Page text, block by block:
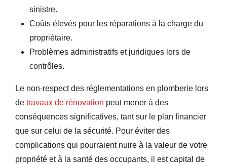
sinistre.
Coûts élevés pour les réparations à la charge du
propriétaire.
Problèmes administratifs et juridiques lors de
contrôles.
Le non-respect des réglementations en plomberie lors
de travaux de rénovation peut mener à des
conséquences significatives, tant sur le plan financier
que sur celui de la sécurité. Pour éviter des
complications qui pourraient nuire à la valeur de votre
propriété et à la santé des occupants, il est capital de